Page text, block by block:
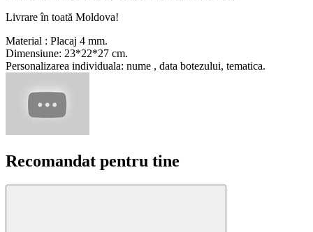
Livrare în toată Moldova!
Material : Placaj 4 mm.
Dimensiune: 23*22*27 cm.
Personalizarea individuala: nume , data botezului, tematica.
Recomandat pentru tine